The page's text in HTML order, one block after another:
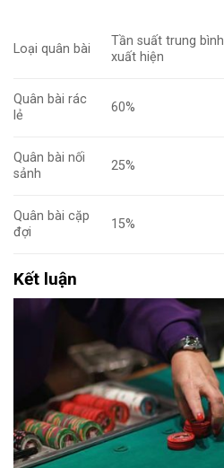
Loại quân bài
Tần suất trung bình
xuất hiện
Quân bài rác
lẻ
60%
Quân bài nối
sảnh
25%
Quân bài cặp
đợi
15%
Kết luận